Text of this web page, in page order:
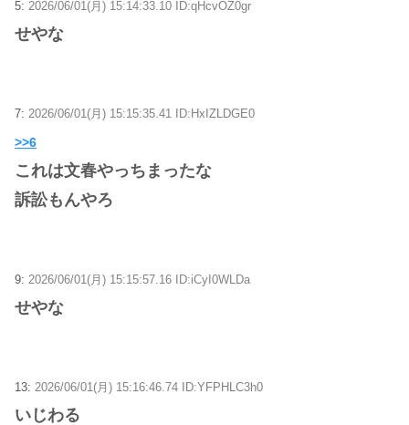
5: 2026/06/01(月) 15:14:33.10 ID:qHcvOZ0gr
せやな
7: 2026/06/01(月) 15:15:35.41 ID:HxIZLDGE0
>>6
これは文春やっちまったな
訴訟もんやろ
9: 2026/06/01(月) 15:15:57.16 ID:iCyI0WLDa
せやな
13: 2026/06/01(月) 15:16:46.74 ID:YFPHLC3h0
いじわる